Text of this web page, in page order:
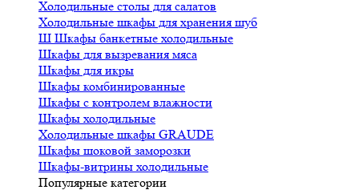
Холодильные столы для салатов
Холодильные шкафы для хранения шуб
Ш Шкафы банкетные холодильные
Шкафы для вызревания мяса
Шкафы для икры
Шкафы комбинированные
Шкафы с контролем влажности
Шкафы холодильные
Холодильные шкафы GRAUDE
Шкафы шоковой заморозки
Шкафы-витрины холодильные
Популярные категории